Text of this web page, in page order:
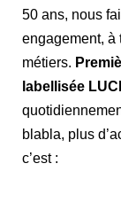
50 ans, nous
engagement, à
métiers.
labellisée
blabla, plus
c’est :